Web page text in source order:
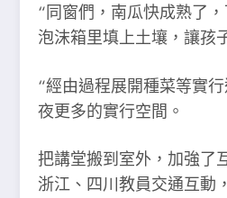
“同窗們，南瓜快成熟了
泡沫箱里填上土壤，讓孩
“經由過程展開種菜等實
夜更多的實行空間。
把講堂搬到室外，加強了
浙江、四川教員交通互動